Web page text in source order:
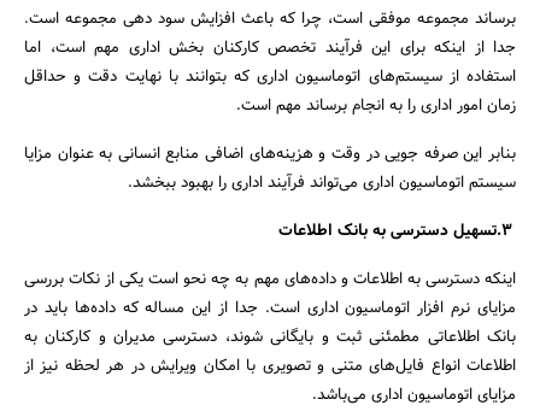
برساند مجموعه موفقی است، چرا که باعث افزایش سود دهی مجموعه است.
جدا از­­ اینکه برای این فرآیند تخصص کارکنان بخش اداری مهم است، اما
استفاده از سیستم‌های اتوماسیون اداری که بتوانند با نهایت دقت و حداقل
زمان امور اداری را به انجام برساند مهم است.
بنابر این صرفه جویی در وقت و هزینه‌های اضافی منابع انسانی به عنوان مزایا
سیستم اتوماسیون اداری می‌تواند فرآیند اداری را بهبود ببخشد.
اینکه دسترسی به اطلاعات و داده‌های مهم به چه نحو است یکی از نکات بررسی
مزایای نرم افزار اتوماسیون اداری است. جدا از این مساله که داده‌ها باید در
بانک اطلاعاتی مطمئنی ثبت و بایگانی شوند، دسترسی مدیران و کارکنان به
اطلاعات انواع فایل‌های متنی و تصویری با امکان ویرایش در هر لحظه نیز از
مزایای اتوماسیون اداری می‌باشد.